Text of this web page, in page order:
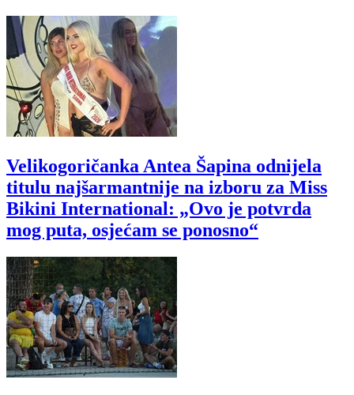
Velikogoričanka Antea Šapina odnijela
titulu najšarmantnije na izboru za Miss
Bikini International: „Ovo je potvrda
mog puta, osjećam se ponosno“